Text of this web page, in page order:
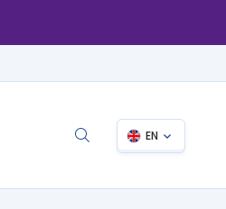
EN